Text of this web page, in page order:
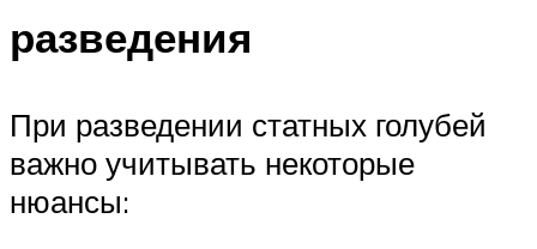
разведения
При разведении статных голубей
важно учитывать некоторые
нюансы: